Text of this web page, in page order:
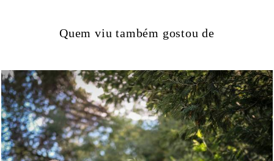
Quem viu também gostou de